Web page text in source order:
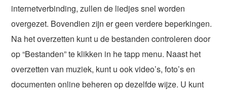
internetverbinding, zullen de liedjes snel worden
overgezet. Bovendien zijn er geen verdere beperkingen.
Na het overzetten kunt u de bestanden controleren door
op “Bestanden” te klikken in he tapp menu. Naast het
overzetten van muziek, kunt u ook video’s, foto’s en
documenten online beheren op dezelfde wijze. U kunt